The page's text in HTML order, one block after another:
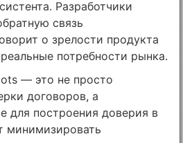
Разработчики
связь
о зрелости продукта
потребности рынка.
— это не просто
договоров, а
для построения доверия в
минимизировать